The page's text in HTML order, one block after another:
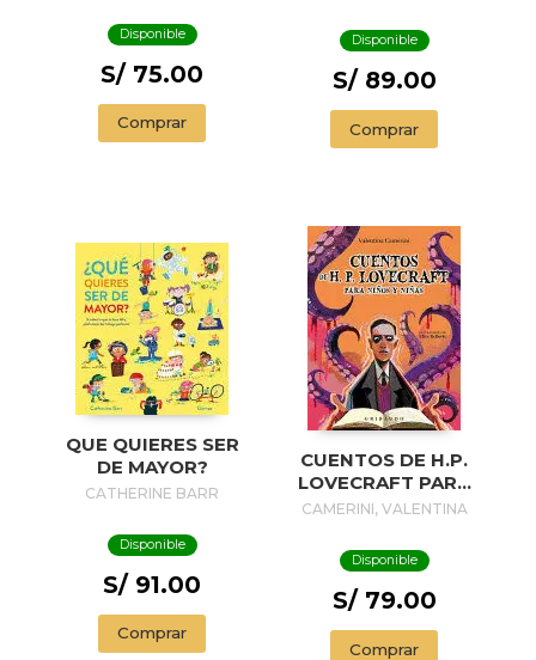
Disponible
S/ 75.00
Comprar
CARLE)
Disponible
S/ 89.00
Comprar
QUE QUIERES SER
DE MAYOR?
CATHERINE BARR
Disponible
S/ 91.00
Comprar
CUENTOS DE H.P.
LOVECRAFT PARA
NIÑOS Y NIÑAS
CAMERINI, VALENTINA
Disponible
S/ 79.00
Comprar